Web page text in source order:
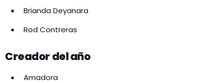
Brianda Deyanara
Rod Contreras
Creador del año
Amadora